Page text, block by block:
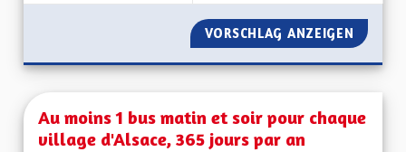
VORSCHLAG ANZEIGEN USER
Au moins 1 bus matin et soir pour chaque
village d'Alsace, 365 jours par an